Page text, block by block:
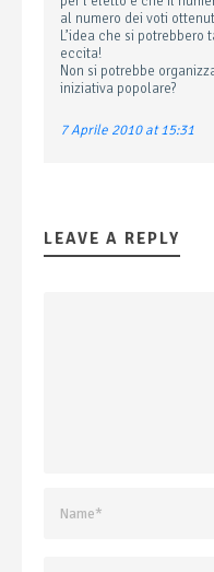
al numero dei voti
L’idea che si
eccita!
Non si potrebbe
iniziativa popolare?
7 Aprile 2010 at 15:31
LEAVE A REPLY